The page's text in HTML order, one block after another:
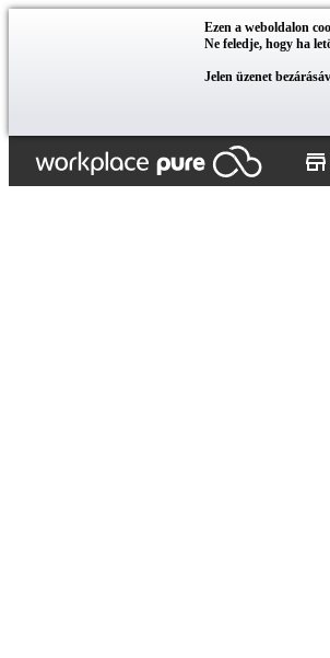
Ezen a weboldalon
Ne feledje, hogy ha
Jelen üzenet